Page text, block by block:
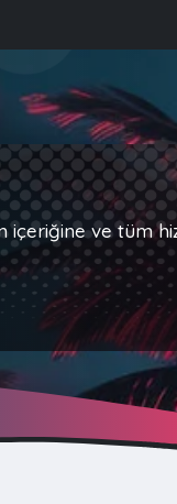
içeriğine ve tüm